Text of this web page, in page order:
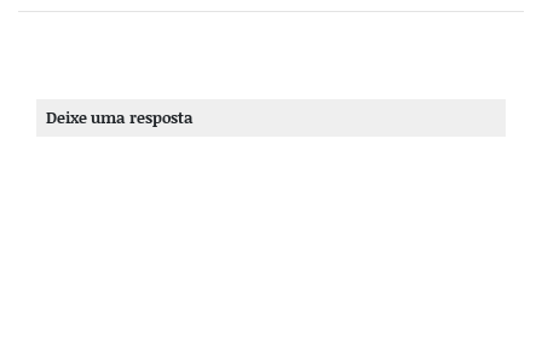
Deixe uma resposta